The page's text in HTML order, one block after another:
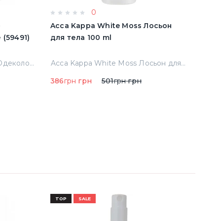
(59491)
Abercrombie & Fitch Fierce Одеколон 50 ml примятые (59491)
0
Acca Kappa White Moss Лосьон
для тела 100 ml
Acca Kappa White Moss Лосьон для тела 100 ml
386грн грн 501грнгрн
TOP SALE